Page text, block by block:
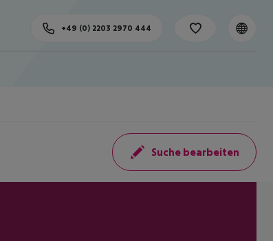
+49 (0) 2203 2970 444
Suche bearbeiten